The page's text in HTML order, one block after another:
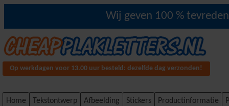
Wij geven 100 %
Op werkdagen voor 13.00 uur besteld: dezelfde dag verzonden!
Home Tekstontwerp Afbeelding Stickers Productinformatie